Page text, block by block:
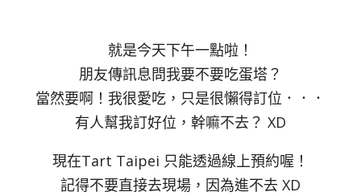
就是今天下午一點啦！
朋友傳訊息問我要不要吃蛋塔？
當然要啊！我很愛吃，只是很懶得訂位．．．
有人幫我訂好位，幹嘛不去？ XD
現在Tart Taipei 只能透過線上預約喔！
記得不要直接去現場，因為進不去 XD